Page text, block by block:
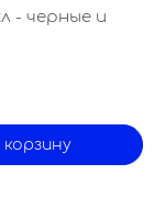
- черные и
корзину